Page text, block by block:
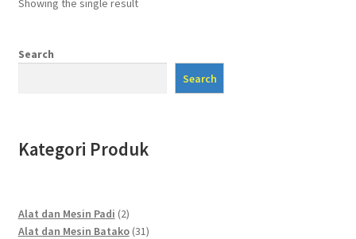
Showing the single result
Search
Search
Kategori Produk
Alat dan Mesin Padi 22
products
Alat dan Mesin Batako 3131